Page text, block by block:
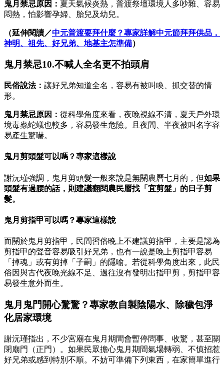
鬼月禁忌原因： 夏天氣候炎熱，普渡祭壇環境人多吵雜、容易
悶熱，怕影響孕婦、胎兒及幼兒。
（延伸閱讀／中元普渡要拜什麼？專家詳解中元節拜拜供品，
神明、祖先、好兄弟、地基主怎準備）
鬼月禁忌10.不喊人全名更不拍頭肩
民俗說法： 讓好兄弟知道全名，容易有被叫喚、抓交替的情
形。
鬼月禁忌原因： 從科學角度來看，夜晚視線不清，夏天戶外環
境毒蟲蛇蟻也較多，容易發生危險。且夜間、半夜被叫名字容
易產生驚嚇。
鬼月剪頭髮可以嗎？專家這樣說
謝沅瑾強調，鬼月剪頭髮一般來說是無關農曆七月的，但如果
頭髮有過腰的話，則建議翻閱農民曆找「宜剪髮」的日子剪
髮。
鬼月剪指甲可以嗎？專家這樣說
而關於鬼月剪指甲，民間習俗晚上不建議剪指甲，主要是認為
剪指甲的聲音容易吸引好兄弟，也有一說是晚上剪指甲容易
「掉魂」或有剪掉「子嗣」的隱喻。若從科學角度出來，此民
俗因與古代夜晚光線不足、過往沒有發明出指甲剪，剪指甲容
易發生意外而生。
鬼月鬼門開心驚驚？專家教自製陰陽水、除穢包淨
化居家環境
謝沅瑾指出，不少宮廟在鬼月期間會暫停問事、收驚，甚至關
閉廟門（正門）。如果民眾擔心鬼月期間氣場轉弱、不慎招惹
好兄弟或感到特別不順。不妨可準備下列東西，在家簡單進行